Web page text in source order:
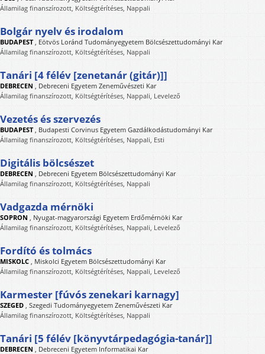
Államilag finanszírozott, Költségtérítéses, Nappali
Bolgár nyelv és irodalom
BUDAPEST, Eötvös Loránd Tudományegyetem Bölcsészettudományi Kar
Államilag finanszírozott, Költségtérítéses, Nappali
Tanári [4 félév [zenetanár (gitár)]]
DEBRECEN , Debreceni Egyetem Zeneművészeti Kar
Államilag finanszírozott, Költségtérítéses, Nappali, Levelező
Vezetés és szervezés
BUDAPEST, Budapesti Corvinus Egyetem Gazdálkodástudományi Kar
Államilag finanszírozott, Költségtérítéses, Nappali, Esti
Digitális bölcsészet
DEBRECEN , Debreceni Egyetem Bölcsészettudományi Kar
Államilag finanszírozott, Költségtérítéses, Nappali
Vadgazda mérnöki
SOPRON , Nyugat-magyarországi Egyetem Erdőmérnöki Kar
Államilag finanszírozott, Költségtérítéses, Nappali, Levelező
Fordító és tolmács
MISKOLC , Miskolci Egyetem Bölcsészettudományi Kar
Államilag finanszírozott, Költségtérítéses, Nappali, Levelező
Karmester [fúvós zenekari karnagy]
SZEGED , Szegedi Tudományegyetem Zeneművészeti Kar
Államilag finanszírozott, Költségtérítéses, Nappali
Tanári [5 félév [könyvtárpedagógia-tanár]]
DEBRECEN , Debreceni Egyetem Informatikai Kar